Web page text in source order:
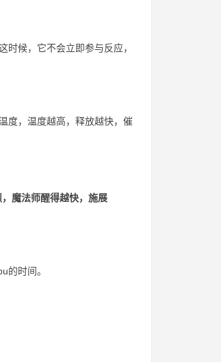
时候，它不会立即参与反应，
度，温度越高，释放越快，催
魔法师醒得越快，施展
的时间。